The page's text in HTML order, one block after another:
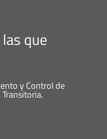
que
y Control de